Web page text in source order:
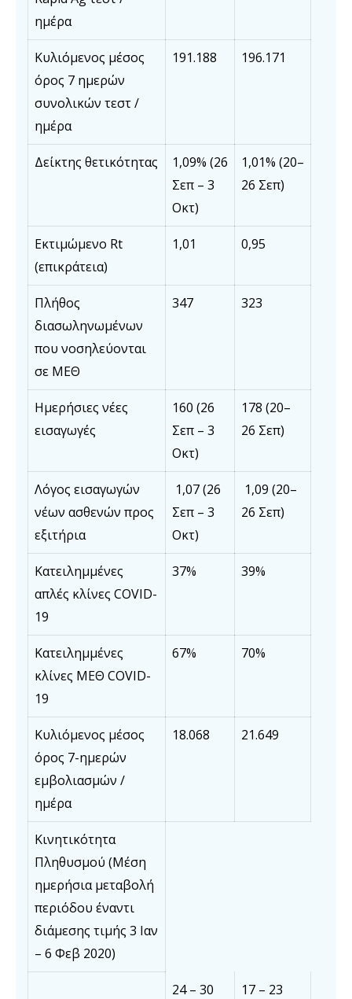
ημέρα
Κυλιόμενος μέσος
όρος 7 ημερών
συνολικών τεστ /
ημέρα
191.188 196.171
Δείκτης θετικότητας
1,09% (26
Σεπ – 3
Οκτ)
1,01% (20–
26 Σεπ)
Εκτιμώμενο Rt
(επικράτεια)
1,01 0,95
Πλήθος
διασωληνωμένων
που νοσηλεύονται
σε ΜΕΘ
347 323
Ημερήσιες νέες
εισαγωγές
160 (26
Σεπ – 3
Οκτ)
178 (20–
26 Σεπ)
Λόγος εισαγωγών
νέων ασθενών προς
εξιτήρια
1,07 (26
Σεπ – 3
Οκτ)
1,09 (20–
26 Σεπ)
Κατειλημμένες
απλές κλίνες COVID-
19
37% 39%
Κατειλημμένες
κλίνες ΜΕΘ COVID-
19
67% 70%
Κυλιόμενος μέσος
όρος 7-ημερών
εμβολιασμών /
ημέρα
18.068 21.649
Κινητικότητα
Πληθυσμού (Μέση
ημερήσια μεταβολή
περιόδου έναντι
διάμεσης τιμής 3 Ιαν
– 6 Φεβ 2020)
24 – 30
17 – 23